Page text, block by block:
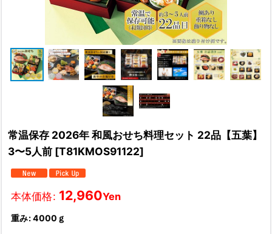
常温保存 2026年 和風おせち料理セット 22品【五葉】
3〜5人前 [T81KMOS91122]
本体価格: 12,960Yen
重み:4000ｇ